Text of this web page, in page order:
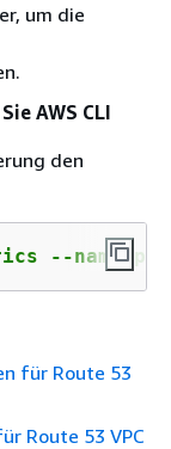
um die
AWS CLI
den
--
für Route 53
Route 53 VPC